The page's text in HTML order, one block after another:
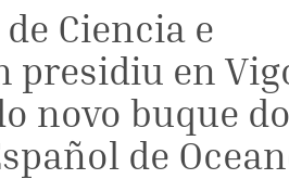
Ciencia e
presidiu en
novo buque do
de